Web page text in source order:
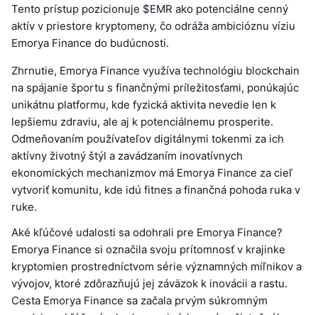
Tento prístup pozicionuje $EMR ako potenciálne cenný
aktív v priestore kryptomeny, čo odráža ambicióznu víziu
Emorya Finance do budúcnosti.
Zhrnutie, Emorya Finance využíva technológiu blockchain
na spájanie športu s finančnými príležitosťami, ponúkajúc
unikátnu platformu, kde fyzická aktivita nevedie len k
lepšiemu zdraviu, ale aj k potenciálnemu prosperite.
Odmeňovaním používateľov digitálnymi tokenmi za ich
aktívny životný štýl a zavádzaním inovatívnych
ekonomických mechanizmov má Emorya Finance za cieľ
vytvoriť komunitu, kde idú fitnes a finančná pohoda ruka v
ruke.
Aké kľúčové udalosti sa odohrali pre Emorya Finance?
Emorya Finance si označila svoju prítomnosť v krajinke
kryptomien prostredníctvom série významných míľnikov a
vývojov, ktoré zdôrazňujú jej záväzok k inovácii a rastu.
Cesta Emorya Finance sa začala prvým súkromným